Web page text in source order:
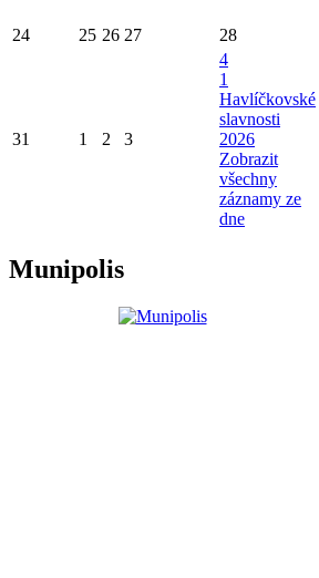
24
25 26 27 28
31 1 2 3
4
1
Havlíčkovské
slavnosti
2026
Zobrazit
všechny
záznamy ze
dne
Munipolis